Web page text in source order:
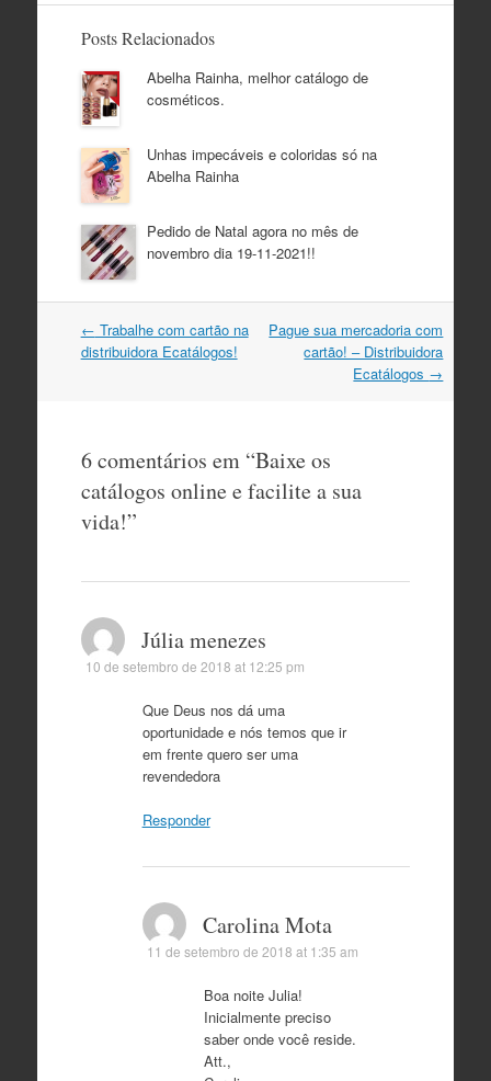
Posts Relacionados
Abelha Rainha, melhor catálogo de
cosméticos.
Unhas impecáveis e coloridas só na
Abelha Rainha
Pedido de Natal agora no mês de
novembro dia 19-11-2021!!
Navegação
do
← Trabalhe com cartão na
distribuidora Ecatálogos!
Pague sua mercadoria com
cartão! – Distribuidora
Ecatálogos →
6 comentários em “Baixe os
catálogos online e facilite a sua
vida!”
Júlia menezes
10 de setembro de 2018 at 12:25 pm
Que Deus nos dá uma
oportunidade e nós temos que ir
em frente quero ser uma
revendedora
Responder
Carolina Mota
11 de setembro de 2018 at 1:35 am
Boa noite Julia!
Inicialmente preciso
saber onde você reside.
Att.,